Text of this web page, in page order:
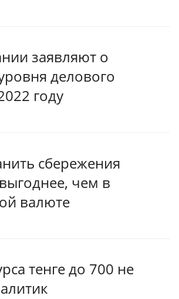
заявляют о
делового
году
сбережения
чем в
валюте
тенге до 700 не